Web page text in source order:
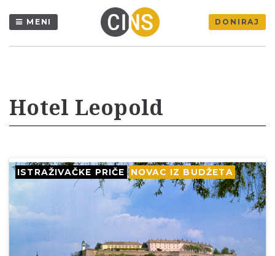
MENI DONIRAJ
Hotel Leopold
ISTRAŽIVAČKE PRIČE NOVAC IZ BUDŽETA